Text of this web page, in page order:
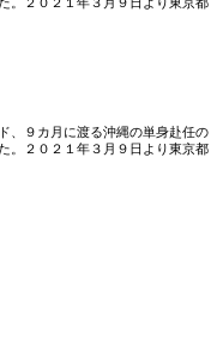
、９カ月に渡る沖縄の単身赴任の
。２０２１年３月９日より東京都